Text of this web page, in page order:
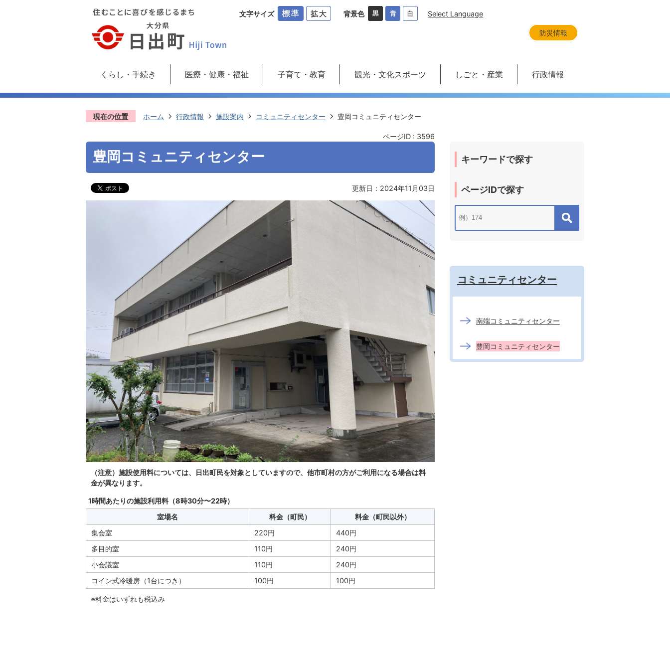
文字サイズ 背景色 Select Language
防災情報
くらし・手続き 医療・健康・福祉 子育て・教育 観光・文化スポーツ しごと・産業 行政情報
現在の位置 ホーム 行政情報 施設案内 コミュニティセンター 豊岡コミュニティセンター
ページID : 3596
豊岡コミュニティセンター
更新日：2024年11月03日
（注意）施設使用料については、日出町民を対象としていますので、他市町村の方がご利用になる場合は料
金が異なります。
1時間あたりの施設利用料（8時30分〜22時）
室場名
料金（町民）
料金（町民以外）
集会室
220円
440円
多目的室
110円
240円
小会議室
110円
240円
コイン式冷暖房（1台につき）
100円 100円
※料金はいずれも税込み
キーワードで探す
ページIDで探す
コミュニティセンター
南端コミュニティセンター
豊岡コミュニティセンター